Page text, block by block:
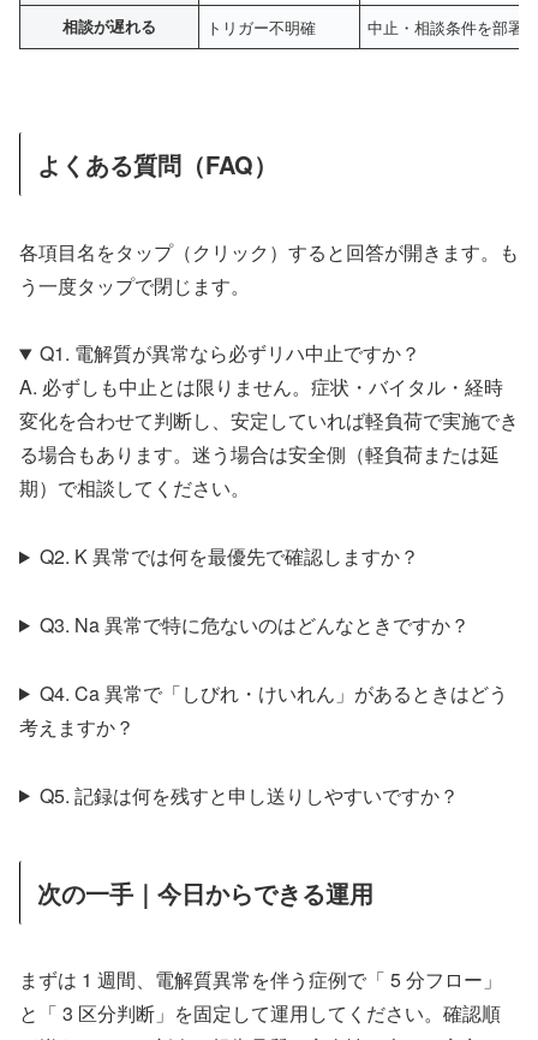
相談が遅れる トリガー不明確 中止・相談条件を部署
よくある質問（FAQ）
各項目名をタップ（クリック）すると回答が開きます。も
う一度タップで閉じます。
Q1. 電解質が異常なら必ずリハ中止ですか？
A. 必ずしも中止とは限りません。症状・バイタル・経時
変化を合わせて判断し、安定していれば軽負荷で実施でき
る場合もあります。迷う場合は安全側（軽負荷または延
期）で相談してください。
Q2. K 異常では何を最優先で確認しますか？
Q3. Na 異常で特に危ないのはどんなときですか？
Q4. Ca 異常で「しびれ・けいれん」があるときはどう
考えますか？
Q5. 記録は何を残すと申し送りしやすいですか？
次の一手｜今日からできる運用
まずは 1 週間、電解質異常を伴う症例で「 5 分フロー」
と「 3 区分判断」を固定して運用してください。確認順